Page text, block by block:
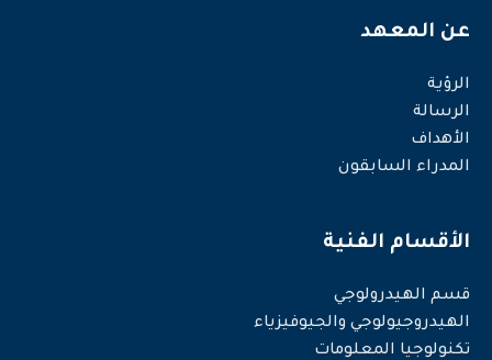
عن المعهد
الرؤية
الرسالة
الأهداف
المدراء السابقون
الأقسام الفنية
قسم الهيدرولوجي
الهيدروجيولوجي والجيوفيزياء
تكنولوجيا المعلومات